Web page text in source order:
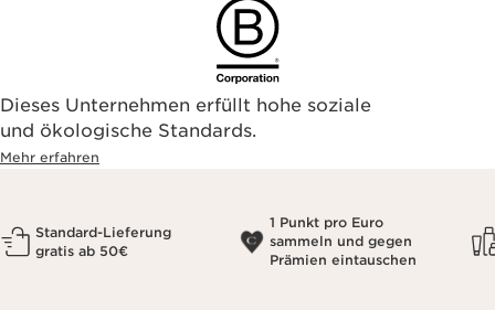
Dieses Unternehmen erfüllt hohe soziale
und ökologische Standards.
Mehr erfahren
Standard-Lieferung
gratis ab 50€
1 Punkt pro Euro
sammeln und gegen
Prämien eintauschen